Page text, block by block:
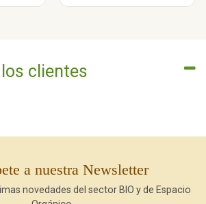
clientes
a nuestra Newsletter
novedades del sector BIO y de Espacio